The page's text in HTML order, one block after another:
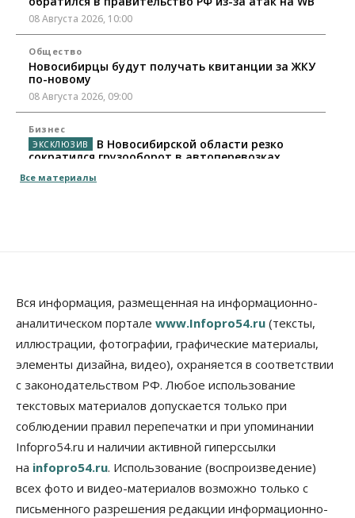
08 Августа 2026, 10:00
Общество
Новосибирцы будут получать квитанции за ЖКУ
по-новому
08 Августа 2026, 09:00
Бизнес
В Новосибирской области резко
сократился грузооборот в автоперевозках
07 Августа 2026, 19:00
В аэропорту Толмачёво завершены работы по
бетонированию рулежных дорожек
07 Августа 2026, 17:00
Бизнес Недвижимость Общество
Новосибирцы стали реже оформлять
дома по упрощенной схеме
07 Августа 2026, 16:00
Власть Право&Порядок
Роспотребнадзор изъял почти полторы тонны
мяса в Новосибирской области
07 Августа 2026, 15:00
Все материалы
Вся информация, размещенная на информационно-
аналитическом портале www.Infopro54.ru (тексты,
иллюстрации, фотографии, графические материалы,
элементы дизайна, видео), охраняется в соответствии
с законодательством РФ. Любое использование
текстовых материалов допускается только при
соблюдении правил перепечатки и при упоминании
Infopro54.ru и наличии активной гиперссылки
на infopro54.ru. Использование (воспроизведение)
всех фото и видео-материалов возможно только с
письменного разрешения редакции информационно-